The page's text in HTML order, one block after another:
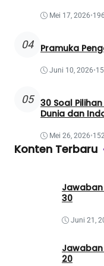
Mei 17, 2026•
04 Pramuka
Juni 10, 2026•
05 30 Soal
Dunia dan
Mei 26, 2026•
Konten Terbaru
Jawaban
30
Juni 21,
Jawaban
20